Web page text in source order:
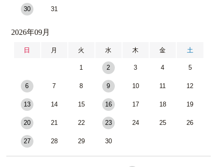
30 31
2026年09月
日 月 火 水 木 金 土
1 2 3 4 5
6 7 8 9 10 11 12
13 14 15 16 17 18 19
20 21 22 23 24 25 26
27 28 29 30